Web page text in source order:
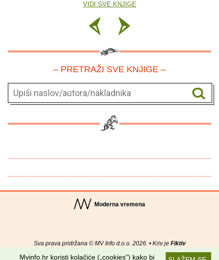
VIDI SVE KNJIGE
– PRETRAŽI SVE KNJIGE –
Moderna vremena
Sva prava pridržana © MV Info d.o.o. 2026. • Kriv je Fiktiv
Mvinfo.hr koristi kolačiće („cookies“) kako bi